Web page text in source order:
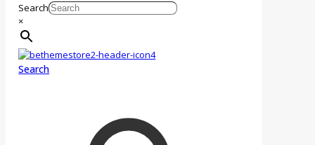
Search
×
Search